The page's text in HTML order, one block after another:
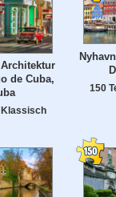
de Cuba,
Klassisch
150